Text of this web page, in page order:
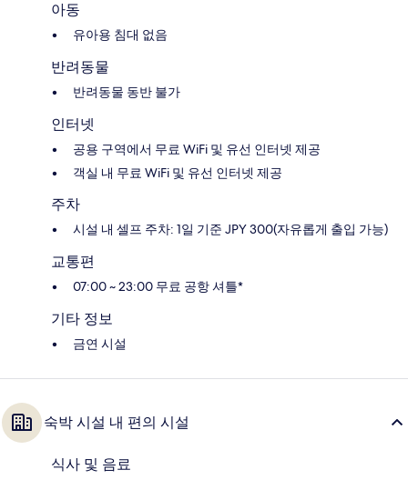
아동
유아용 침대 없음
반려동물
반려동물 동반 불가
인터넷
공용 구역에서 무료 WiFi 및 유선 인터넷 제공
객실 내 무료 WiFi 및 유선 인터넷 제공
주차
시설 내 셀프 주차: 1일 기준 JPY 300(자유롭게 출입 가능)
교통편
07:00 ~ 23:00 무료 공항 셔틀*
기타 정보
금연 시설
숙박 시설 내 편의 시설
식사 및 음료